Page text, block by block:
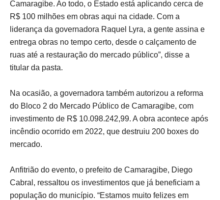
Camaragibe. Ao todo, o Estado está aplicando cerca de
R$ 100 milhões em obras aqui na cidade. Com a
liderança da governadora Raquel Lyra, a gente assina e
entrega obras no tempo certo, desde o calçamento de
ruas até a restauração do mercado público”, disse a
titular da pasta.
Na ocasião, a governadora também autorizou a reforma
do Bloco 2 do Mercado Público de Camaragibe, com
investimento de R$ 10.098.242,99. A obra acontece após
incêndio ocorrido em 2022, que destruiu 200 boxes do
mercado.
Anfitrião do evento, o prefeito de Camaragibe, Diego
Cabral, ressaltou os investimentos que já beneficiam a
população do município. “Estamos muito felizes em